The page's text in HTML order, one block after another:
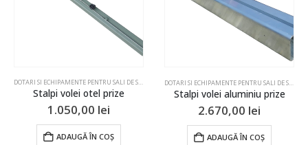
DOTARI SI ECHIPAMENTE PENTRU SALI DE SPORT SI TERENURI , STALPI & FILEE, VOLEI
Stalpi volei otel prize
1.050,00 lei
ADAUGĂ ÎN COȘ
DOTARI SI ECHIPAMENTE PENTRU SALI DE SPORT SI TERENURI
Stalpi volei aluminiu prize
2.670,00 lei
ADAUGĂ ÎN COȘ